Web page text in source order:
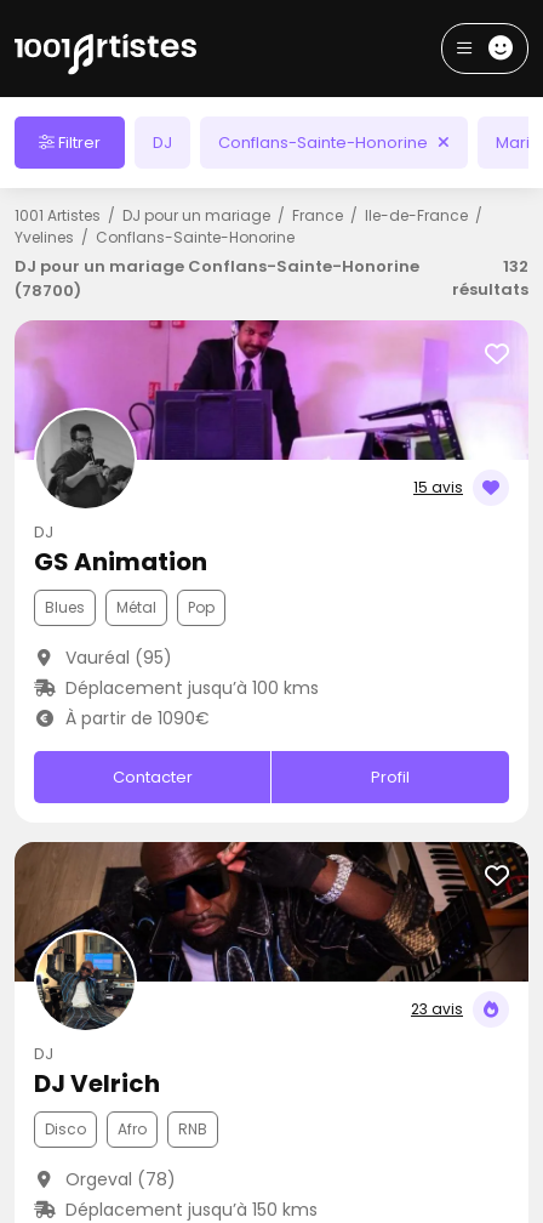
Filtrer DJ Conflans-Sainte-Honorine
1001 Artistes DJ pour un mariage France
Ile-de-France
Yvelines
Conflans-Sainte-Honorine
DJ pour un mariage Conflans-Sainte-Honorine
(78700)
132
résultats
15 avis
DJ
GS Animation
Blues Métal Pop
Vauréal (95)
Déplacement jusqu’à 100 kms
À partir de 1090€
Contacter Profil
23 avis
DJ
DJ Velrich
Disco Afro RNB
Orgeval (78)
Déplacement jusqu’à 150 kms